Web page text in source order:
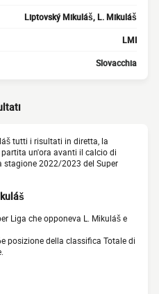
Liptovský Mikuláš, L. Mikuláš
LMI
Slovacchia
tutti i risultati in diretta, la
un'ora avanti il calcio di
stagione 2022/2023 del Super
Liga che opponeva L. Mikuláš e
posizione della classifica Totale di